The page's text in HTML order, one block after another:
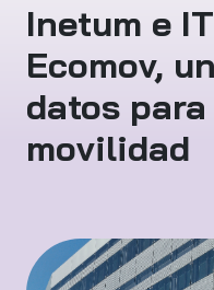
Inetum e
Ecomov,
datos
movilidad